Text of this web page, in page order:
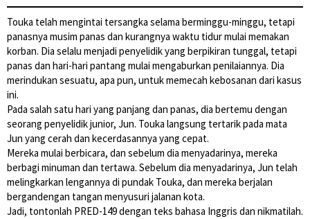
Touka telah mengintai tersangka selama berminggu-minggu, tetapi
panasnya musim panas dan kurangnya waktu tidur mulai memakan
korban. Dia selalu menjadi penyelidik yang berpikiran tunggal, tetapi
panas dan hari-hari pantang mulai mengaburkan penilaiannya. Dia
merindukan sesuatu, apa pun, untuk memecah kebosanan dari kasus
ini.
Pada salah satu hari yang panjang dan panas, dia bertemu dengan
seorang penyelidik junior, Jun. Touka langsung tertarik pada mata
Jun yang cerah dan kecerdasannya yang cepat.
Mereka mulai berbicara, dan sebelum dia menyadarinya, mereka
berbagi minuman dan tertawa. Sebelum dia menyadarinya, Jun telah
melingkarkan lengannya di pundak Touka, dan mereka berjalan
bergandengan tangan menyusuri jalanan kota.
Jadi, tontonlah PRED-149 dengan teks bahasa Inggris dan nikmatilah.